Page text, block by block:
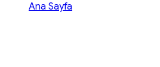
Ana Sayfa